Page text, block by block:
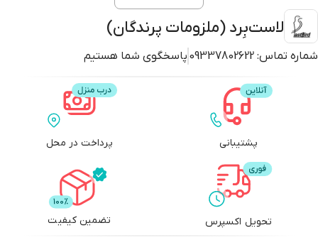
لاست‌بِرد (ملزومات پرندگان)
شماره تماس: 09337802622 پاسخگوی شما هستیم
پشتیبانی پرداخت در محل
تحویل اکسپرس تضمین کیفیت